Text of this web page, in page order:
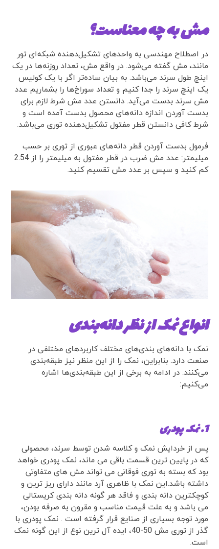
مش به چه معناست؟
در اصطلاح مهندسی به واحدهای تشکیل‌‌دهنده شبکه‌ای تور
مانند، مش گفته می‌شود. در واقع مش، تعداد روزنه‌ها در یک
اینچ طول سرند می‌باشد. به بیان ساده‌تر اگر با یک کولیس
یک اینچ سرند را جدا کنیم و تعداد سوراخ‌ها را بشماریم عدد
مش سرند بدست می‌آید. دانستن عدد مش شرط لازم برای
بدست آوردن اندازه دانه‌‌های محصول بدست آمده است و
شرط کافی دانستن قطر مفتول تشکیل‌دهنده توری می‌باشد.
فرمول بدست آوردن قطر دانه‌های عبوری از توری بر حسب
میلیمتر: عدد مش ضرب در قطر مفتول به میلیمتر را از 2.54
کم کنید و سپس بر عدد مش تقسیم کنید.
انواع نمک از نظر دانه‌بندی
نمک با دانه‌های بندی‌های مختلف کاربردهای مختلفی در
صنعت دارد. بنابراین، نمک را از این منظر نیز طبقه‌بندی
می‌کنند. در ادامه به برخی از این طبقه‌بندی‌ها اشاره
می‌کنیم:
1. نمک پودری
پس از خردایش نمک و کلاسه شدن توسط سرند، محصولی
که در پایین ترین قسمت باقی می ماند، نمک پودری خواهد
بود که بسته به توری فوقانی می تواند مش های متفاوتی
داشته باشد.این نمک با ظاهری آرد مانند دارای ریز ترین و
کوچکترین دانه بندی و فاقد هر گونه دانه بندی کریستالی
می باشد و به علت قیمت مناسب و مقرون به صرفه بودن،
مورد توجه بسیاری از صنایع قرار گرفته است . نمک پودری با
گذر از توری مش 50-40، ایده آل ترین نوع از این گونه نمک
است.